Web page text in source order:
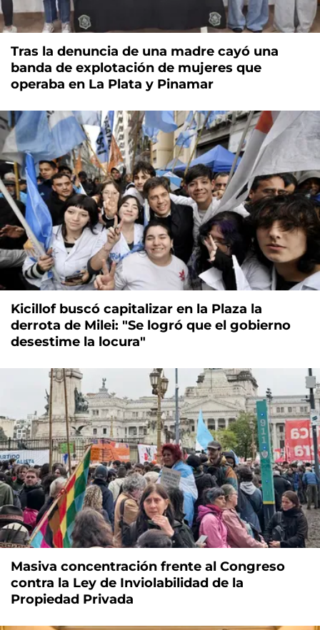
Tras la denuncia de una madre cayó una
banda de explotación de mujeres que
operaba en La Plata y Pinamar
Kicillof buscó capitalizar en la Plaza la
derrota de Milei: "Se logró que el gobierno
desestime la locura"
Masiva concentración frente al Congreso
contra la Ley de Inviolabilidad de la
Propiedad Privada